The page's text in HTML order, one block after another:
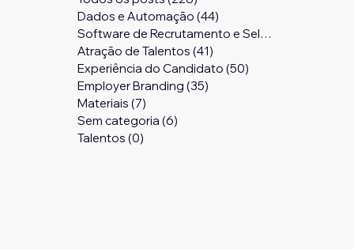
Dados e Automação (44)
Software de Recrutamento e Seleção
Atração de Talentos (41)
Experiência do Candidato (50)
Employer Branding (35)
Materiais (7)
Sem categoria (6)
Talentos (0)